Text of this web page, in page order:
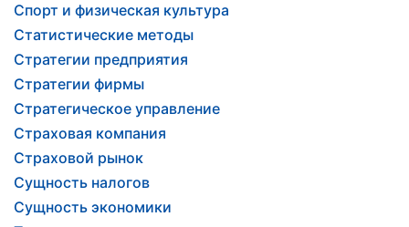
Спорт и физическая культура
Статистические методы
Стратегии предприятия
Стратегии фирмы
Стратегическое управление
Страховая компания
Страховой рынок
Сущность налогов
Сущность экономики